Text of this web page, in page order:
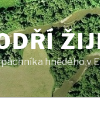
hnědého v